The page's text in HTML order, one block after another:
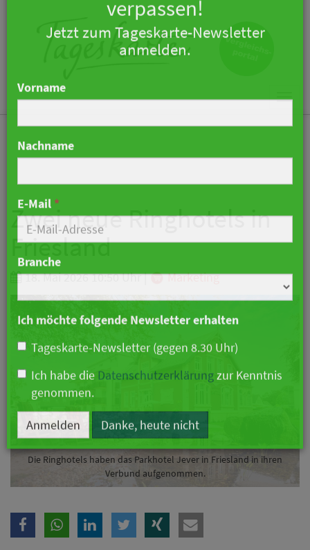
Zwei neue Ringhotels in
Friesland
18. Mai 2026 10:50 Uhr| Marketing
Die Ringhotels haben das Parkhotel Jever in Friesland in ihren
Verbund aufgenommen.
Keine Nachricht mehr
verpassen!
Jetzt zum Tageskarte-Newsletter
anmelden.
Vorname
Nachname
E-Mail*
Branche
Ich möchte folgende Newsletter erhalten
Tageskarte-Newsletter (gegen 8.30 Uhr)
Ich habe die
Datenschutzerklärung
genommen.
Danke, heute nicht